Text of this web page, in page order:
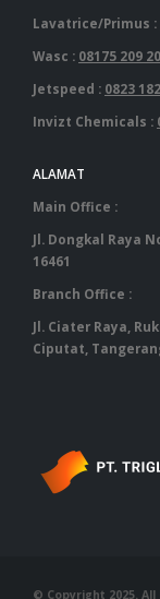
Lavatrice/Primus :
Wasc : 08175 209
Jetspeed : 0823
Invizt Chemicals :
ALAMAT
Main Office :
Jl. Dongkal Raya
16461
Branch Office :
Jl. Ciater Raya,
Ciputat,
© Copyright 2025.